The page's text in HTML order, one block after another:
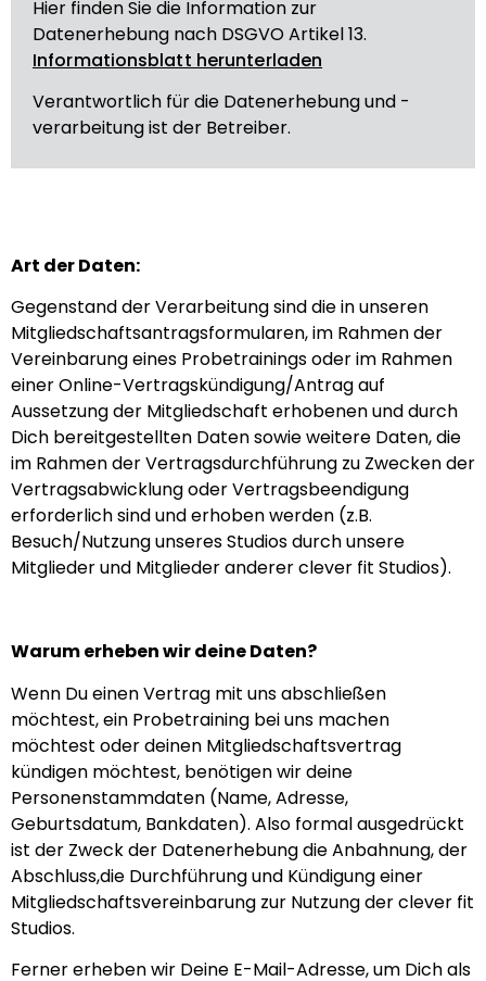
Hier finden Sie die Information zur
Datenerhebung nach DSGVO Artikel 13.
Informationsblatt herunterladen
Verantwortlich für die Datenerhebung und -
verarbeitung ist der Betreiber.
Art der Daten:
Gegenstand der Verarbeitung sind die in unseren
Mitgliedschaftsantragsformularen, im Rahmen der
Vereinbarung eines Probetrainings oder im Rahmen
einer Online-Vertragskündigung/Antrag auf
Aussetzung der Mitgliedschaft erhobenen und durch
Dich bereitgestellten Daten sowie weitere Daten, die
im Rahmen der Vertragsdurchführung zu Zwecken der
Vertragsabwicklung oder Vertragsbeendigung
erforderlich sind und erhoben werden (z.B.
Besuch/Nutzung unseres Studios durch unsere
Mitglieder und Mitglieder anderer clever fit Studios).
Warum erheben wir deine Daten?
Wenn Du einen Vertrag mit uns abschließen
möchtest, ein Probetraining bei uns machen
möchtest oder deinen Mitgliedschaftsvertrag
kündigen möchtest, benötigen wir deine
Personenstammdaten (Name, Adresse,
Geburtsdatum, Bankdaten). Also formal ausgedrückt
ist der Zweck der Datenerhebung die Anbahnung, der
Abschluss,die Durchführung und Kündigung einer
Mitgliedschaftsvereinbarung zur Nutzung der clever fit
Studios.
Ferner erheben wir Deine E-Mail-Adresse, um Dich als